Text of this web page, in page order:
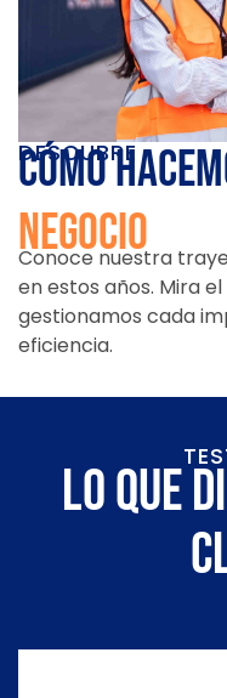
DESCUBRE
cómo
negocio
Conoce nuestra
en estos años. Mira
gestionamos cada
eficiencia.
Lo que